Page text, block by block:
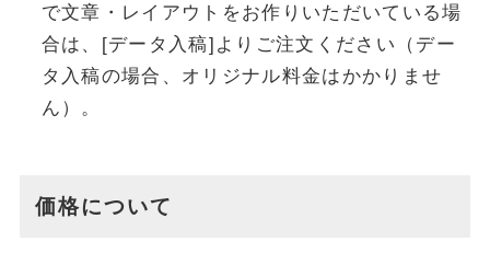
で文章・レイアウトをお作りいただいている場
合は、[データ入稿]よりご注文ください（デー
タ入稿の場合、オリジナル料金はかかりませ
ん）。
価格について